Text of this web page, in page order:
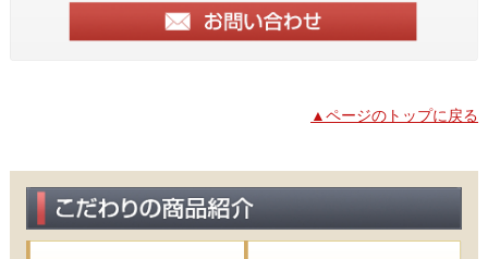
▲ページのトップに戻る